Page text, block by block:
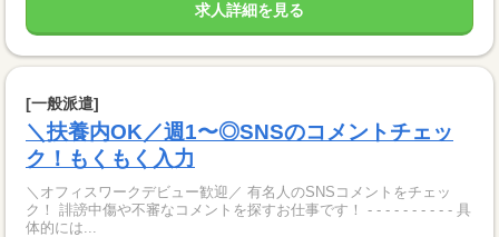
求人詳細を見る
[一般派遣]
＼扶養内OK／週1〜◎SNSのコメントチェッ
ク！もくもく入力
＼オフィスワークデビュー歓迎／ 有名人のSNSコメントをチェッ
ク！ 誹謗中傷や不審なコメントを探すお仕事です！ - - - - - - - - - - 具
体的には...